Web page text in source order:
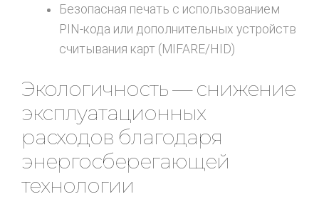
Безопасная печать с использованием
PIN-кода или дополнительных устройств
считывания карт (MIFARE/HID)
Экологичность — снижение
эксплуатационных
расходов благодаря
энергосберегающей
технологии